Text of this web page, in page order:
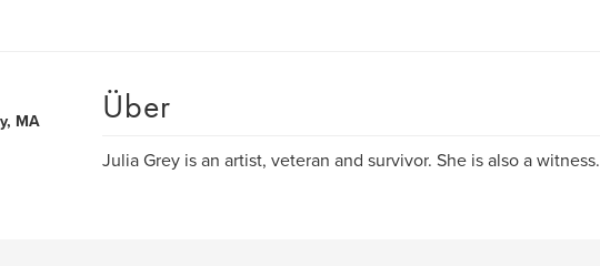
MA
Über
Julia Grey is an artist, veteran and survivor. She is also a witness.